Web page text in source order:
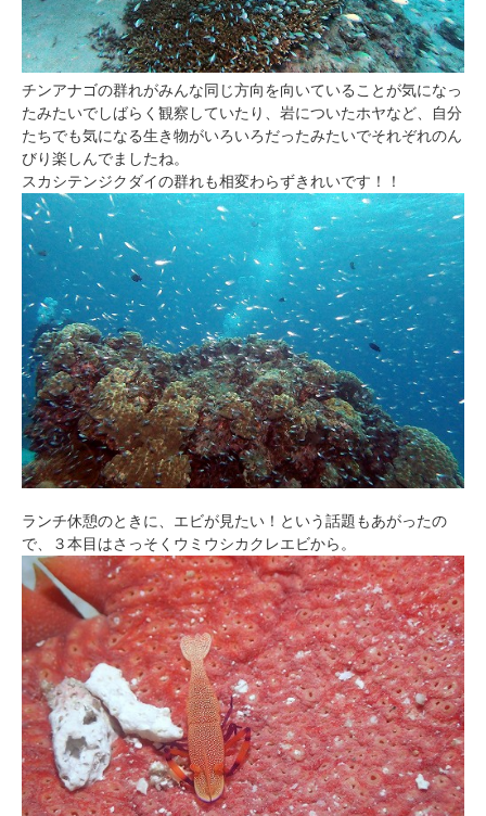
チンアナゴの群れがみんな同じ方向を向いていることが気になっ
たみたいでしばらく観察していたり、岩についたホヤなど、自分
たちでも気になる生き物がいろいろだったみたいでそれぞれのん
びり楽しんでましたね。
スカシテンジクダイの群れも相変わらずきれいです！！
ランチ休憩のときに、エビが見たい！という話題もあがったの
で、３本目はさっそくウミウシカクレエビから。